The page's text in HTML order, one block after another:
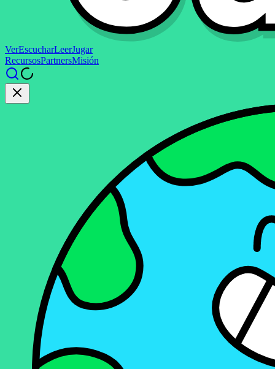
VerEscucharLeerJugar
RecursosPartnersMisión